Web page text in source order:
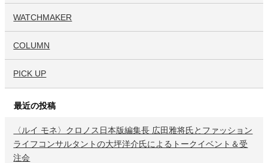
WATCHMAKER
COLUMN
PICK UP
最近の投稿
〈ルイ モネ〉クロノス日本版編集長 広田雅将氏とファッション
ライフコンサルタントの大坪洋介氏によるトークイベント＆受
注会